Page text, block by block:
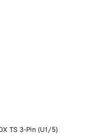
TS 3-Pin (U1/5)